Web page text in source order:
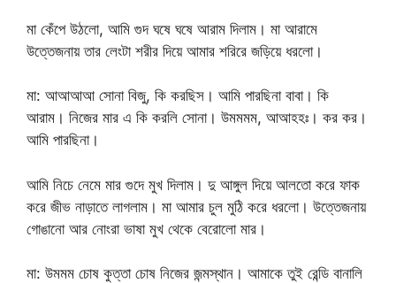
মা কেঁপে উঠলো, আমি গুদ ঘষে ঘষে আরাম দিলাম। মা আরামে
উত্তেজনায় তার লেংটা শরীর দিয়ে আমার শরিরে জড়িয়ে ধরলো।
মা: আআআআ সোনা বিজু, কি করছিস। আমি পারছিনা বাবা। কি
আরাম। নিজের মার এ কি করলি সোনা। উমমমম, আআহহঃ। কর কর।
আমি পারছিনা।
আমি নিচে নেমে মার গুদে মুখ দিলাম। দু আঙ্গুল দিয়ে আলতো করে ফাক
করে জীভ নাড়াতে লাগলাম। মা আমার চুল মুঠি করে ধরলো। উত্তেজনায়
গোঙানো আর নোংরা ভাষা মুখ থেকে বেরোলো মার।
মা: উমমম চোষ কুত্তা চোষ নিজের জন্মস্থান। আমাকে তুই রেন্ডি বানালি